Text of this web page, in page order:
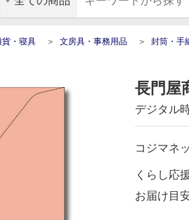
貨・寝具 文房具・事務用品 封筒・手
長門屋
デジタル
コジマネ
くらし応
お届